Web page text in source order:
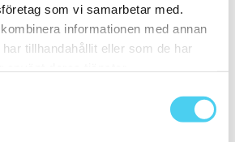
som vi samarbetar med.
informationen med annan
tillhandahållit eller som de har